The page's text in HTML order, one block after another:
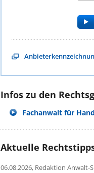
Infos zu den
Fachanwalt für
Aktuelle
06.08.2026, Redaktion Anwalt-